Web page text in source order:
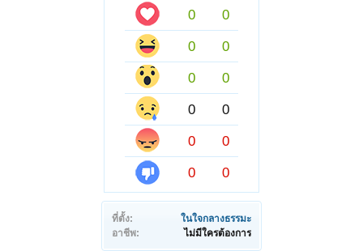
0
0
0
0
0
0
0
0
0
0
0
0
ที่ตั้ง:
ในใจกลางธรรมะ
อาชีพ:
ไม่มีใครต้องการ